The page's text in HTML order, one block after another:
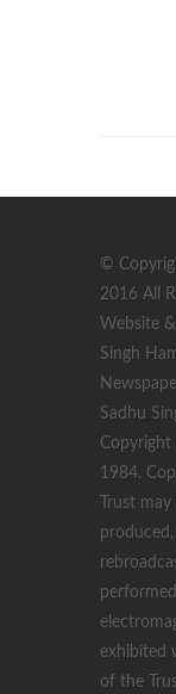
©
2016 All
Website
Singh
Sadhu
Copyright
1984.
Trust
exhibited
of the